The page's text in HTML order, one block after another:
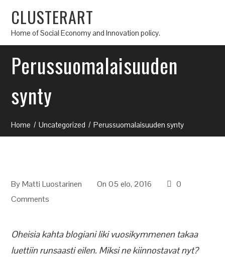
CLUSTERART
Home of Social Economy and Innovation policy.
Perussuomalaisuuden
synty
Home Uncategorized Perussuomalaisuuden synty
ByMatti Luostarinen On 05 elo, 2016
0
Comments
Oheisia kahta blogiani liki vuosikymmenen takaa
luettiin runsaasti eilen. Miksi ne kiinnostavat nyt?